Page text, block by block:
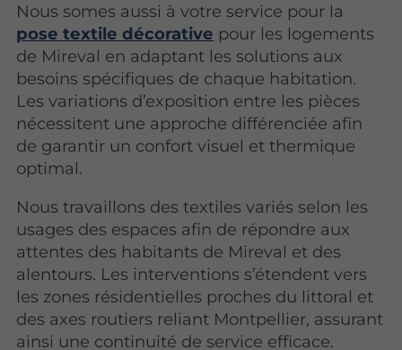
Nous somes aussi à votre service pour la
pose textile décorative pour les logements
de Mireval en adaptant les solutions aux
besoins spécifiques de chaque habitation.
Les variations d’exposition entre les pièces
nécessitent une approche différenciée afin
de garantir un confort visuel et thermique
optimal.
Nous travaillons des textiles variés selon les
usages des espaces afin de répondre aux
attentes des habitants de Mireval et des
alentours. Les interventions s’étendent vers
les zones résidentielles proches du littoral et
des axes routiers reliant Montpellier, assurant
ainsi une continuité de service efficace.